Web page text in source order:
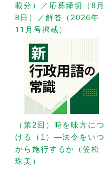
載分）／応募締切（8月
8日）／解答（2026年
11月号掲載）
（第2回）時を味方につ
ける（1）—法令をいつ
から施行するか（笠松
珠美）